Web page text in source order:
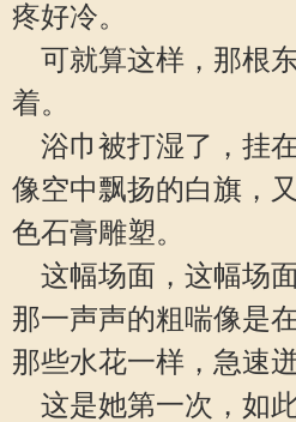
疼好冷。
可就算这样，那根
着。
浴巾被打湿了，挂
像空中飘扬的白旗，
色石膏雕塑。
这幅场面，这幅场
那一声声的粗喘像是
那些水花一样，急速迸
这是她第一次，如